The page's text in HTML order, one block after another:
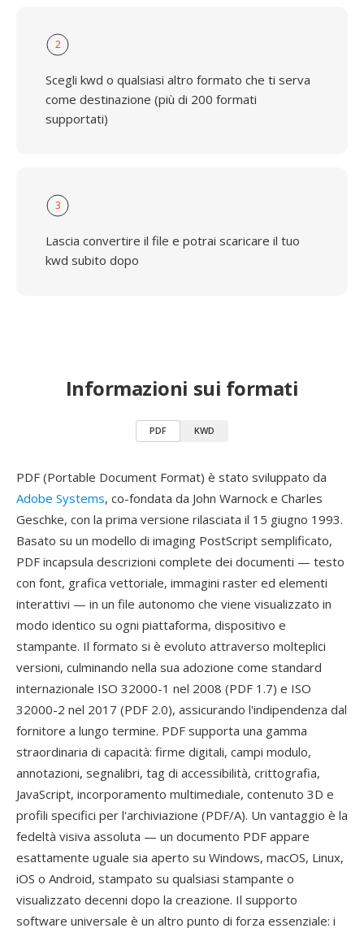
2
Scegli kwd o qualsiasi altro formato che ti serva
come destinazione (più di 200 formati
supportati)
3
Lascia convertire il file e potrai scaricare il tuo
kwd subito dopo
Informazioni sui formati
PDF KWD
PDF (Portable Document Format) è stato sviluppato da
Adobe Systems, co-fondata da John Warnock e Charles
Geschke, con la prima versione rilasciata il 15 giugno 1993.
Basato su un modello di imaging PostScript semplificato,
PDF incapsula descrizioni complete dei documenti — testo
con font, grafica vettoriale, immagini raster ed elementi
interattivi — in un file autonomo che viene visualizzato in
modo identico su ogni piattaforma, dispositivo e
stampante. Il formato si è evoluto attraverso molteplici
versioni, culminando nella sua adozione come standard
internazionale ISO 32000-1 nel 2008 (PDF 1.7) e ISO
32000-2 nel 2017 (PDF 2.0), assicurando l'indipendenza dal
fornitore a lungo termine. PDF supporta una gamma
straordinaria di capacità: firme digitali, campi modulo,
annotazioni, segnalibri, tag di accessibilità, crittografia,
JavaScript, incorporamento multimediale, contenuto 3D e
profili specifici per l'archiviazione (PDF/A). Un vantaggio è la
fedeltà visiva assoluta — un documento PDF appare
esattamente uguale sia aperto su Windows, macOS, Linux,
iOS o Android, stampato su qualsiasi stampante o
visualizzato decenni dopo la creazione. Il supporto
software universale è un altro punto di forza essenziale: i